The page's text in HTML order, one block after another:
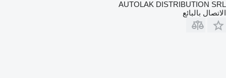
AUTOLAK DISTRIBUTION SRL
الاتصال بالبائع